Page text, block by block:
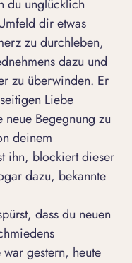
du unglücklich
dir etwas
zu durchleben,
dazu und
zu überwinden. Er
Liebe
Begegnung zu
deinem
ihn, blockiert dieser
dazu, bekannte
dass du neuen
gestern, heute